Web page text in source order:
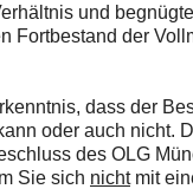
und
Fortbestand der
dass der
oder auch nicht.
des OLG
Sie sich nichtmit